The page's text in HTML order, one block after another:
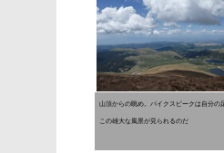
山頂からの眺め。パイクスピークは自分の
この雄大な風景が見られるのだ